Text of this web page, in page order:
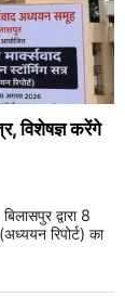
विशेषज्ञ करेंगे
द्वारा 8
रिपोर्ट) का